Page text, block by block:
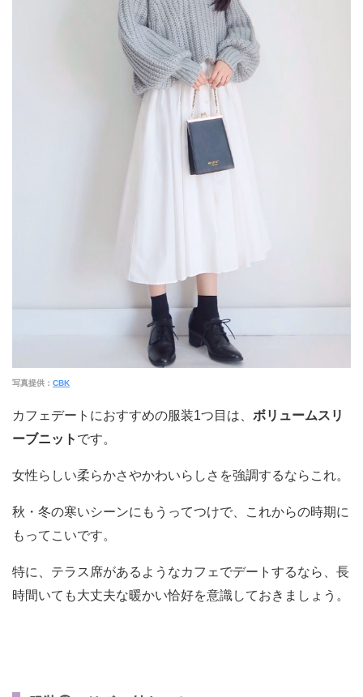
写真提供： CBK
カフェデートにおすすめの服装1つ目は、 ボリュームスリ
ーブニット です。
女性らしい柔らかさやかわいらしさを強調するならこれ。
秋・冬の寒いシーンにもうってつけで、これからの時期に
もってこいです。
特に、テラス席があるようなカフェでデートするなら、長
時間いても大丈夫な暖かい恰好を意識しておきましょう。